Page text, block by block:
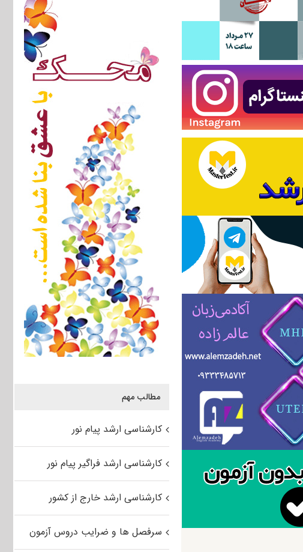
مطالب مهم
کارشناسی ارشد پیام نور
کارشناسی ارشد فراگیر پیام نور
کارشناسی ارشد خارج از کشور
سرفصل ها و ضرایب دروس آزمون